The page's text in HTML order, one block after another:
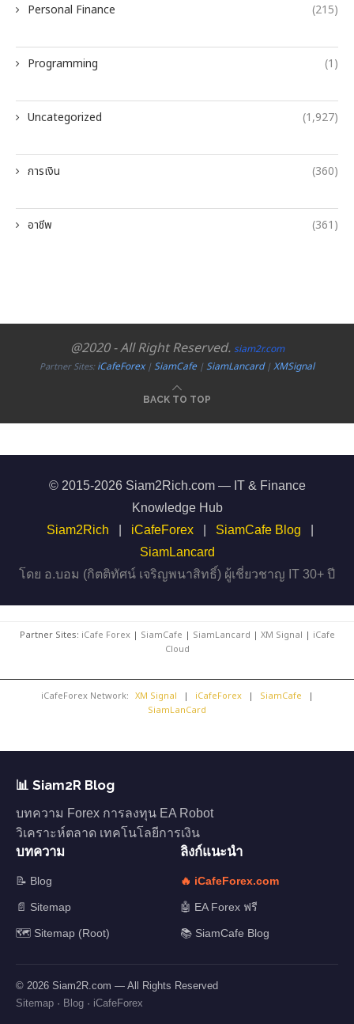
Personal Finance (215)
Programming (1)
Uncategorized (1,927)
การเงิน (360)
อาชีพ (361)
@2020 - All Right Reserved. siam2r.com
Partner Sites:iCafeForex|SiamCafe|SiamLancard|XMSignal
BACK TO TOP
© 2015-2026 Siam2Rich.com — IT & Finance
Knowledge Hub
Siam2Rich
iCafeForex SiamCafe Blog
SiamLancard
โดย อ.บอม (กิตติทัศน์ เจริญพนาสิทธิ์) ผู้เชี่ยวชาญ IT 30+ ปี
Partner Sites: iCafe Forex| SiamCafe | SiamLancard | XM Signal | iCafe
Cloud
iCafeForex Network: XM Signal | iCafeForex | SiamCafe
|
SiamLanCard
📊 Siam2R Blog
บทความ Forex การลงทุน EA Robot
วิเคราะห์ตลาด เทคโนโลยีการเงิน
บทความ
📝 Blog
📄 Sitemap
🗺️ Sitemap (Root)
ลิงก์แนะนำ
🔥 iCafeForex.com
🤖 EA Forex ฟรี
📚 SiamCafe Blog
© 2026 Siam2R.com — All Rights Reserved
Sitemap · Blog · iCafeForex